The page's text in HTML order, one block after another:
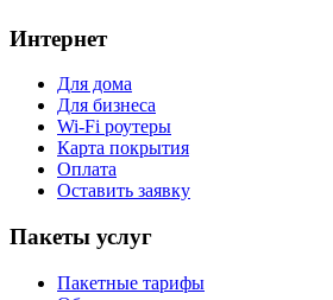
Интернет
Для дома
Для бизнеса
Wi-Fi роутеры
Карта покрытия
Оплата
Оставить заявку
Пакеты услуг
Пакетные тарифы